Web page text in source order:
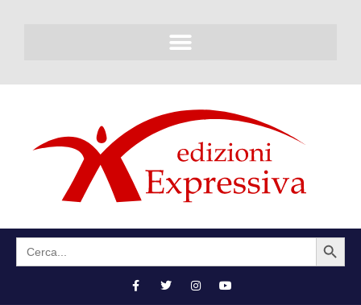
Search
for:
SEARCH BUTTON